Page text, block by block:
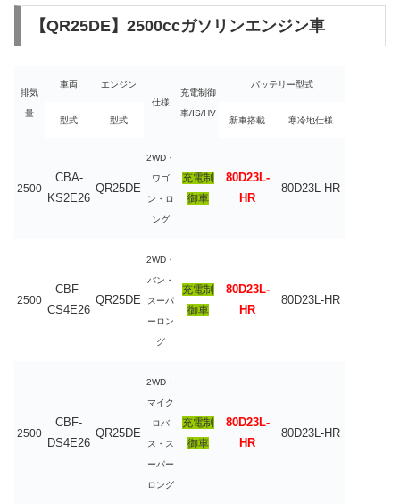
【QR25DE】2500ccガソリンエンジン車
排気
量
車両
エンジン
仕様
充電制御
車/IS/HV
バッテリー型式
型式 型式 新車搭載 寒冷地仕様
2500
CBA-
KS2E26
QR25DE
2WD・
ワゴ
ン・ロ
ング
充電制
御車
80D23L-
HR
80D23L-HR
2500
CBF-
CS4E26
QR25DE
2WD・
バン・
スーパ
ーロン
グ
充電制
御車
80D23L-
HR
80D23L-HR
2500
CBF-
DS4E26
QR25DE
2WD・
マイク
ロバ
ス・ス
ーパー
ロング
充電制
御車
80D23L-
HR
80D23L-HR